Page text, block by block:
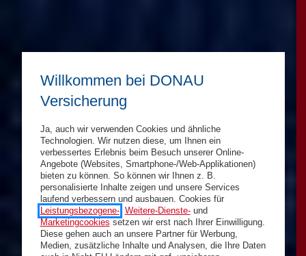
Willkommen bei DONAU
Versicherung
Ja, auch wir verwenden Cookies und ähnliche
Technologien. Wir nutzen diese, um Ihnen ein
verbessertes Erlebnis beim Besuch unserer Online-
Angebote (Websites, Smartphone-/Web-Applikationen)
bieten zu können. So können wir Ihnen z. B.
personalisierte Inhalte zeigen und unsere Services
laufend verbessern und ausbauen. Cookies für
Leistungsbezogene-, Weitere-Dienste-und
Marketingcookies setzen wir erst nach Ihrer Einwilligung.
Diese gehen auch an unsere Partner für Werbung,
Medien, zusätzliche Inhalte und Analysen, die Ihre Daten